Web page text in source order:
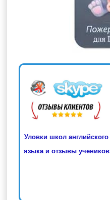
Уловки школ английского
языка и отзывы учеников